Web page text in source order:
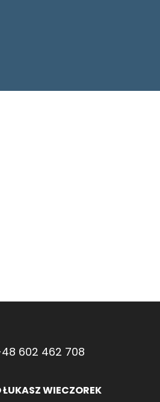
602 462 708
WIECZOREK